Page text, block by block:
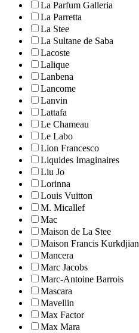
La Parfum Galleria
La Parretta
La Stee
La Sultane de Saba
Lacoste
Lalique
Lanbena
Lancome
Lanvin
Lattafa
Le Chameau
Le Labo
Lion Francesco
Liquides Imaginaires
Liu Jo
Lorinna
Louis Vuitton
M. Micallef
Mac
Maison de La Stee
Maison Francis Kurkdjian
Mancera
Marc Jacobs
Marc-Antoine Barrois
Mascara
Mavellin
Max Factor
Max Mara